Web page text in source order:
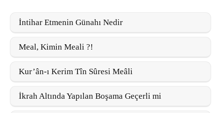
İntihar Etmenin Günahı Nedir
Meal, Kimin Meali ?!
Kur’ân-ı Kerim Tîn Sûresi Meâli
İkrah Altında Yapılan Boşama Geçerli mi